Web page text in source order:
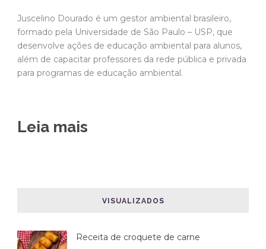
Juscelino Dourado é um gestor ambiental brasileiro,
formado pela Universidade de São Paulo – USP, que
desenvolve ações de educação ambiental para alunos,
além de capacitar professores da rede pública e privada
para programas de educação ambiental.
Leia mais
VISUALIZADOS
Receita de croquete de carne